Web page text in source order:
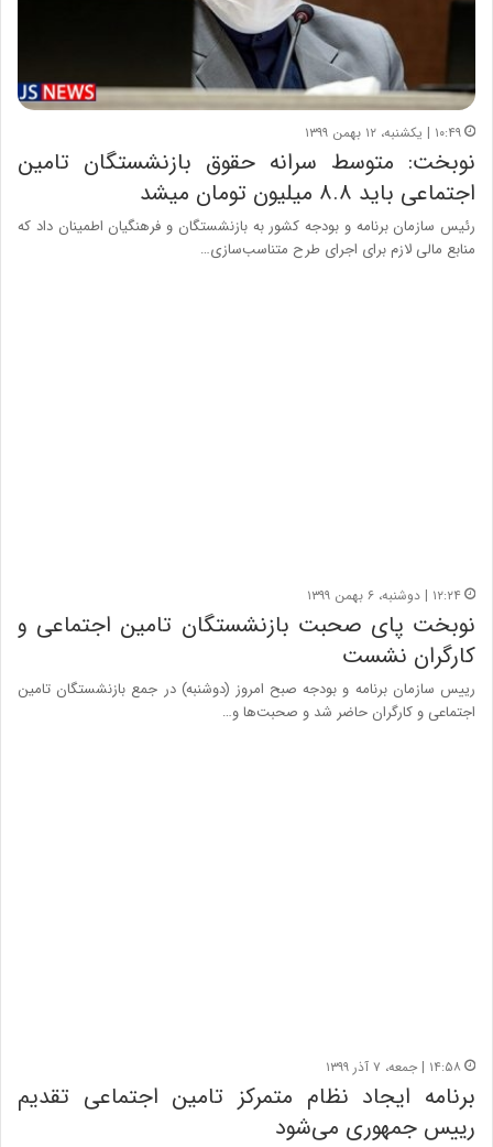
۱۰:۴۹ | یکشنبه، ۱۲ بهمن ۱۳۹۹
نوبخت: متوسط سرانه حقوق بازنشستگان تامین
اجتماعی باید ۸.۸ میلیون تومان می‎شد
رئیس سازمان برنامه و بودجه کشور به بازنشستگان و فرهنگیان اطمینان داد که
منابع مالی لازم برای اجرای طرح متناسب‌سازی…
۱۲:۲۴ | دوشنبه، ۶ بهمن ۱۳۹۹
نوبخت پای صحبت بازنشستگان تامین اجتماعی و
کارگران نشست
رییس سازمان برنامه و بودجه صبح امروز (دوشنبه) در جمع بازنشستگان تامین
اجتماعی و کارگران حاضر شد و صحبت‌ها و…
۱۴:۵۸ | جمعه، ۷ آذر ۱۳۹۹
برنامه ایجاد نظام متمرکز تامین اجتماعی تقدیم
رییس جمهوری می‌شود